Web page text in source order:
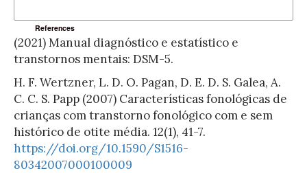
References
(2021) Manual diagnóstico e estatístico e
transtornos mentais: DSM-5.
H. F. Wertzner, L. D. O. Pagan, D. E. D. S. Galea, A.
C. C. S. Papp (2007) Características fonológicas de
crianças com transtorno fonológico com e sem
histórico de otite média. 12(1), 41-7.
https://doi.org/10.1590/S1516-
80342007000100009